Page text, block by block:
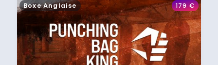
Boxe Anglaise 179€